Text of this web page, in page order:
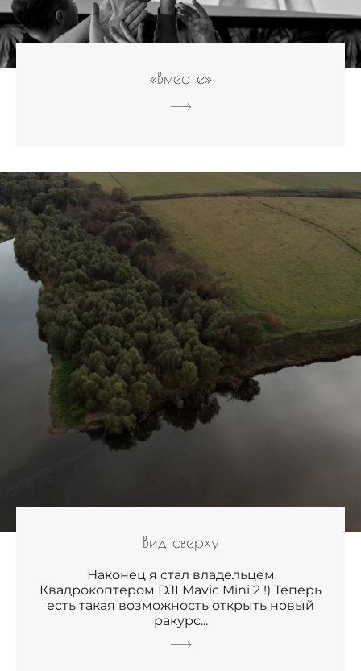
«Вместе»
Вид сверху
Наконец я стал владельцем
Квадрокоптером DJI Mavic Mini 2 !) Теперь
есть такая возможность открыть новый
ракурс...